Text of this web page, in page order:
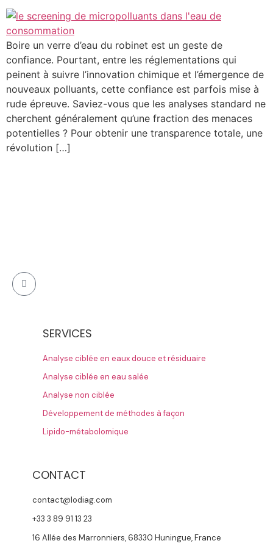
Boire un verre d’eau du robinet est un geste de
confiance. Pourtant, entre les réglementations qui
peinent à suivre l’innovation chimique et l’émergence de
nouveaux polluants, cette confiance est parfois mise à
rude épreuve. Saviez-vous que les analyses standard ne
cherchent généralement qu’une fraction des menaces
potentielles ? Pour obtenir une transparence totale, une
révolution […]
SERVICES
Analyse ciblée en eaux douce et résiduaire
Analyse ciblée en eau salée
Analyse non ciblée
Développement de méthodes à façon
Lipido-métabolomique
CONTACT
contact@lodiag.com
+33 3 89 91 13 23
16 Allée des Marronniers, 68330 Huningue, France